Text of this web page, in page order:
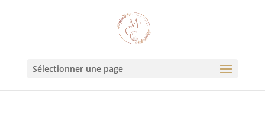
Sélectionner une page